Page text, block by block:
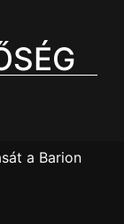
a Barion